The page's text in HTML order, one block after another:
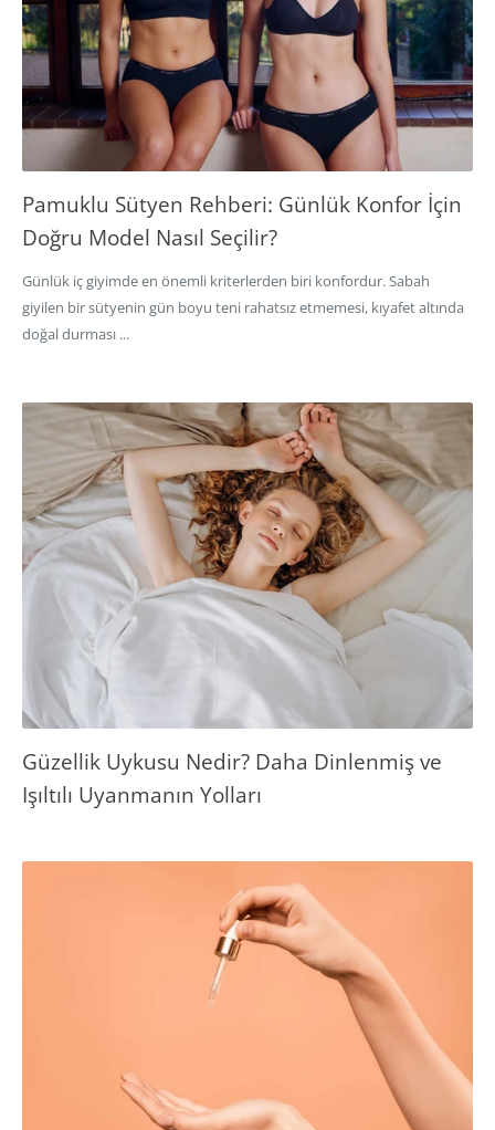
Pamuklu Sütyen Rehberi: Günlük Konfor İçin
Doğru Model Nasıl Seçilir?
Günlük iç giyimde en önemli kriterlerden biri konfordur. Sabah
giyilen bir sütyenin gün boyu teni rahatsız etmemesi, kıyafet altında
doğal durması ...
Güzellik Uykusu Nedir? Daha Dinlenmiş ve
Işıltılı Uyanmanın Yolları